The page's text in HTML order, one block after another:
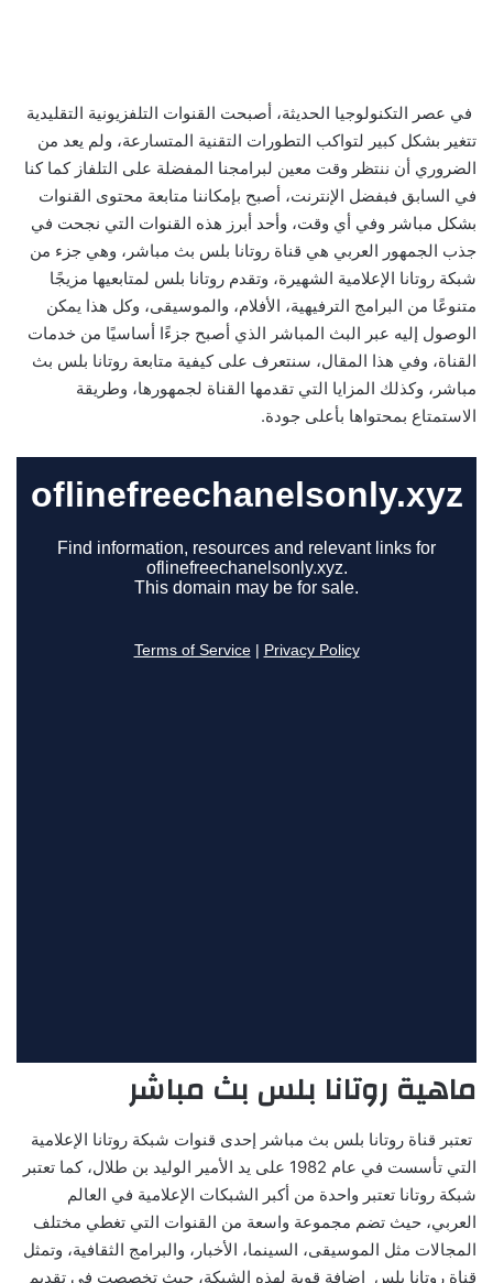
في عصر التكنولوجيا الحديثة، أصبحت القنوات التلفزيونية التقليدية
تتغير بشكل كبير لتواكب التطورات التقنية المتسارعة، ولم يعد من
الضروري أن ننتظر وقت معين لبرامجنا المفضلة على التلفاز كما كنا
في السابق فبفضل الإنترنت، أصبح بإمكاننا متابعة محتوى القنوات
بشكل مباشر وفي أي وقت، وأحد أبرز هذه القنوات التي نجحت في
جذب الجمهور العربي هي قناة روتانا بلس بث مباشر، وهي جزء من
شبكة روتانا الإعلامية الشهيرة، وتقدم روتانا بلس لمتابعيها مزيجًا
متنوعًا من البرامج الترفيهية، الأفلام، والموسيقى، وكل هذا يمكن
الوصول إليه عبر البث المباشر الذي أصبح جزءًا أساسيًا من خدمات
القناة، وفي هذا المقال، سنتعرف على كيفية متابعة روتانا بلس بث
مباشر، وكذلك المزايا التي تقدمها القناة لجمهورها، وطريقة
الاستمتاع بمحتواها بأعلى جودة.
ماهية روتانا بلس بث مباشر
تعتبر قناة روتانا بلس بث مباشر إحدى قنوات شبكة روتانا الإعلامية
التي تأسست في عام 1982 على يد الأمير الوليد بن طلال، كما تعتبر
شبكة روتانا تعتبر واحدة من أكبر الشبكات الإعلامية في العالم
العربي، حيث تضم مجموعة واسعة من القنوات التي تغطي مختلف
المجالات مثل الموسيقى، السينما، الأخبار، والبرامج الثقافية، وتمثل
قناة روتانا بلس إضافة قوية لهذه الشبكة، حيث تخصصت في تقديم